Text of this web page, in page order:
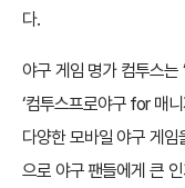
다.
야구 게임 명가 컴투스는
‘컴투스프로야구 for 매
다양한 모바일 야구 게
으로 야구 팬들에게 큰